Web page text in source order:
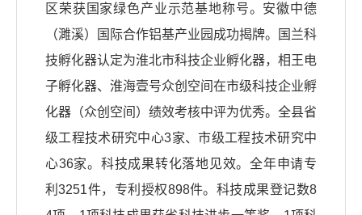
区荣获国家绿色产业示范基地称号。安徽中德
（濉溪）国际合作铝基产业园成功揭牌。国兰科
技孵化器认定为淮北市科技企业孵化器，相王电
子孵化器、淮海壹号众创空间在市级科技企业孵
化器（众创空间）绩效考核中评为优秀。全县省
级工程技术研究中心3家、市级工程技术研究中
心36家。科技成果转化落地见效。全年申请专
利3251件，专利授权898件。科技成果登记数8